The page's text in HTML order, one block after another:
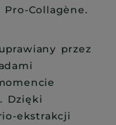
Collagène.
przez
Dzięki
ekstrakcji